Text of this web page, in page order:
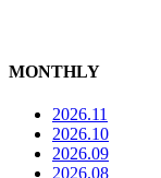
MONTHLY
2026.11
2026.10
2026.09
2026.08